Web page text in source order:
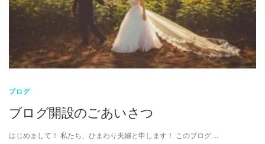
ブログ
ブログ開設のごあいさつ
はじめまして！ 私たち、ひまわり夫婦と申します！ このブログ …